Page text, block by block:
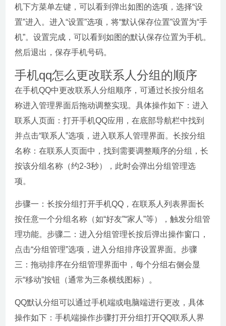
机下方菜单左键，可以看到弹出如图的选项，选择“设
置”进入。进入“设置”选项，将“默认保存位置”设置为“手
机”。设置完成，可以看到如图的默认保存位置为手机。
然后退出，保存手机号码。
手机qq怎么更改联系人分组的顺序
在手机QQ中更改联系人分组顺序，可通过长按分组名
称进入管理界面后拖动调整实现。具体操作如下：进入
联系人页面：打开手机QQ应用，在底部导航栏中找到
并点击“联系人”选项，进入联系人管理界面。长按分组
名称：在联系人页面中，找到需要调整顺序的分组，长
按该分组名称（约2-3秒），此时会弹出分组管理选
项。
步骤一：长按分组打开手机QQ，在联系人列表界面长
按任意一个分组名称（如“好友”“家人”等），触发分组管
理功能。步骤二：进入分组管理长按后弹出操作窗口，
点击“分组管理”选项，进入分组排序设置界面。步骤
三：拖动排序在分组管理界面中，每个分组右侧会显
示“移动”按钮（通常为三条横线图标）。
QQ默认分组可以通过手机端或电脑端进行更改，具体
操作如下：手机端操作步骤打开分组打开QQ联系人界